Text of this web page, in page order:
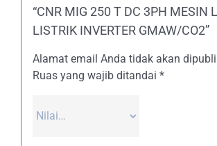
“CNR MIG 250 T DC 3PH MESIN
LISTRIK INVERTER GMAW/CO2”
Alamat email Anda tidak akan
Ruas yang wajib ditandai *